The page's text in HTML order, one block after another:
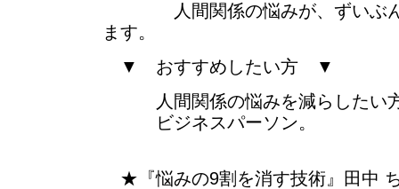
人間関係の悩みが、ずいぶん
ます。
▼ おすすめしたい方 ▼
人間関係の悩みを減らしたい
ビジネスパーソン。
★『悩みの9割を消す技術』田中